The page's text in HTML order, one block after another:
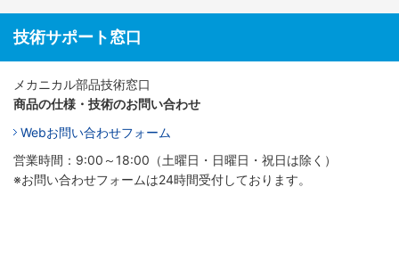
技術サポート窓口
メカニカル部品技術窓口
商品の仕様・技術のお問い合わせ
Webお問い合わせフォーム
営業時間：9:00～18:00（土曜日・日曜日・祝日は除く）
※お問い合わせフォームは24時間受付しております。